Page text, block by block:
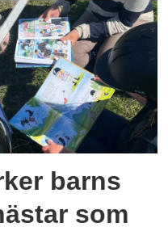
barns
som